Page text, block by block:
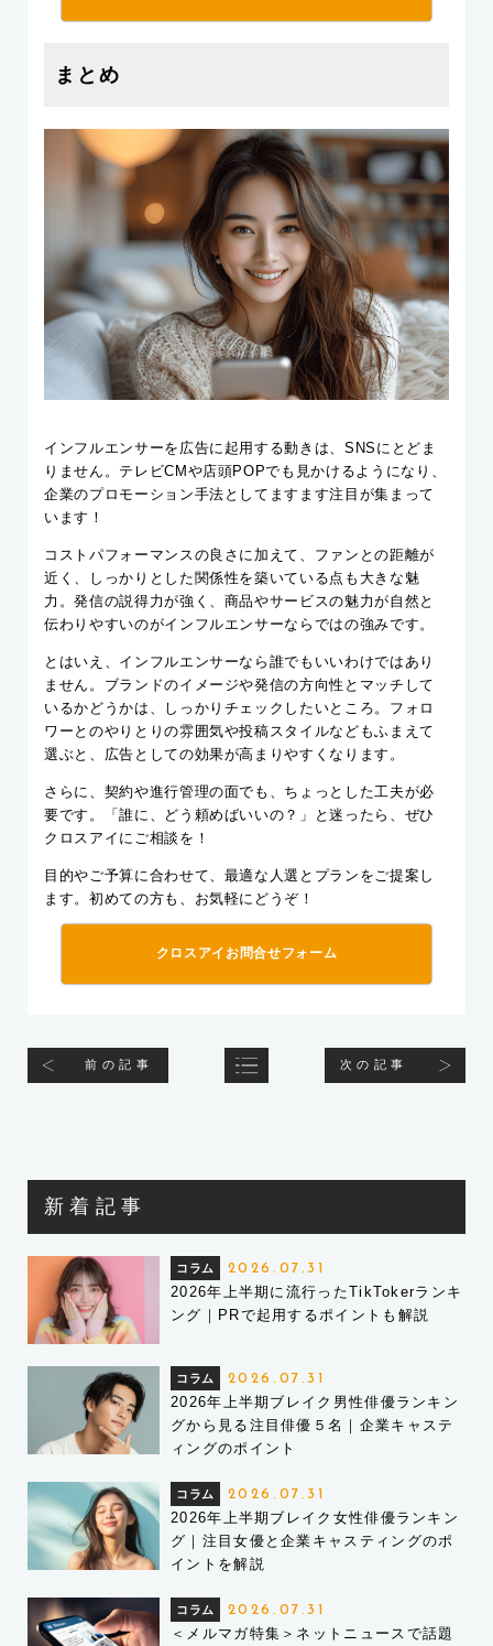
まとめ
インフルエンサーを広告に起用する動きは、SNSにとどま
りません。テレビCMや店頭POPでも見かけるようになり、
企業のプロモーション手法としてますます注目が集まって
います！
コストパフォーマンスの良さに加えて、ファンとの距離が
近く、しっかりとした関係性を築いている点も大きな魅
力。発信の説得力が強く、商品やサービスの魅力が自然と
伝わりやすいのがインフルエンサーならではの強みです。
とはいえ、インフルエンサーなら誰でもいいわけではあり
ません。ブランドのイメージや発信の方向性とマッチして
いるかどうかは、しっかりチェックしたいところ。フォロ
ワーとのやりとりの雰囲気や投稿スタイルなどもふまえて
選ぶと、広告としての効果が高まりやすくなります。
さらに、契約や進行管理の面でも、ちょっとした工夫が必
要です。「誰に、どう頼めばいいの？」と迷ったら、ぜひ
クロスアイにご相談を！
目的やご予算に合わせて、最適な人選とプランをご提案し
ます。初めての方も、お気軽にどうぞ！
クロスアイお問合せフォーム
前の記事 次の記事
新着記事
コラム 2026.07.31
2026年上半期に流行ったTikTokerランキ
ング｜PRで起用するポイントも解説
コラム 2026.07.31
2026年上半期ブレイク男性俳優ランキン
グから見る注目俳優５名｜企業キャステ
ィングのポイント
コラム 2026.07.31
2026年上半期ブレイク女性俳優ランキン
グ｜注目女優と企業キャスティングのポ
イントを解説
コラム 2026.07.31
＜メルマガ特集＞ネットニュースで話題